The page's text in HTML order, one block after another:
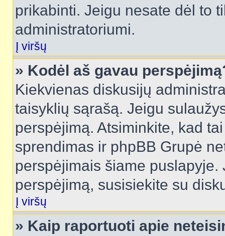
prikabinti. Jeigu nesate dėl to
administratoriumi.
Į viršų
» Kodėl aš gavau
Kiekvienas diskusijų
taisyklių sąrašą. Jeigu
perspėjimą. Atsiminkite, kad
sprendimas ir phpBB Grupė
perspėjimais šiame
perspėjimą, susisiekite su
Į viršų
» Kaip raportuoti apie